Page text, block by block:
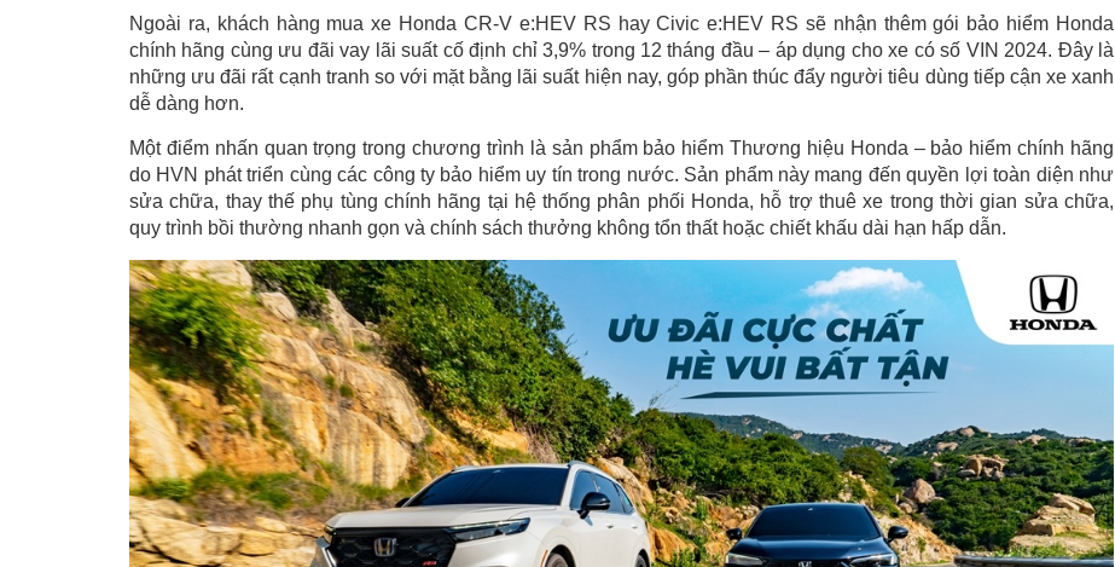
Ngoài ra, khách hàng mua xe Honda CR-V e:HEV RS hay Civic e:HEV RS sẽ nhận thêm gói bảo hiểm Honda
chính hãng cùng ưu đãi vay lãi suất cố định chỉ 3,9% trong 12 tháng đầu – áp dụng cho xe có số VIN 2024. Đây là
những ưu đãi rất cạnh tranh so với mặt bằng lãi suất hiện nay, góp phần thúc đẩy người tiêu dùng tiếp cận xe xanh
dễ dàng hơn.
Một điểm nhấn quan trọng trong chương trình là sản phẩm bảo hiểm Thương hiệu Honda – bảo hiểm chính hãng
do HVN phát triển cùng các công ty bảo hiểm uy tín trong nước. Sản phẩm này mang đến quyền lợi toàn diện như
sửa chữa, thay thế phụ tùng chính hãng tại hệ thống phân phối Honda, hỗ trợ thuê xe trong thời gian sửa chữa,
quy trình bồi thường nhanh gọn và chính sách thưởng không tổn thất hoặc chiết khấu dài hạn hấp dẫn.